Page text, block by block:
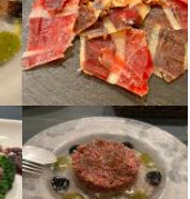
ピをお教えします。
ンチ、ドイツ料理もこ
やかな雰囲気で仕事
、個人店ならではの